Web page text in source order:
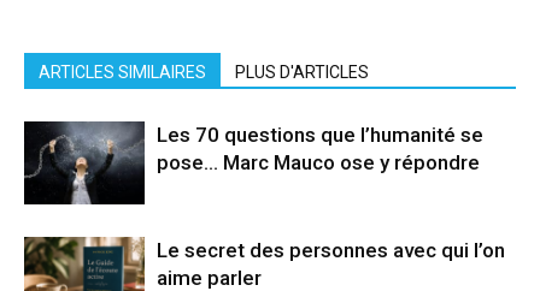
ARTICLES SIMILAIRES PLUS D'ARTICLES
Les 70 questions que l’humanité se
pose… Marc Mauco ose y répondre
Le secret des personnes avec qui l’on
aime parler